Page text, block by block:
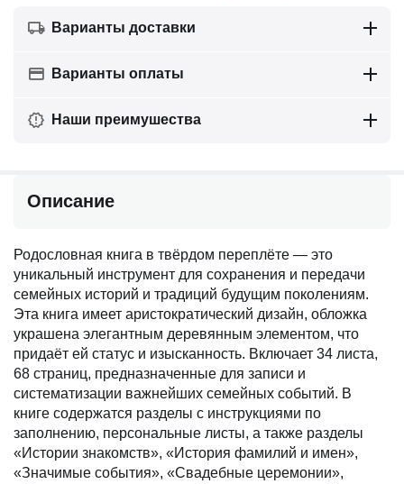
Варианты доставки
Варианты оплаты
Наши преимушества
Описание
Родословная книга в твёрдом переплёте — это
уникальный инструмент для сохранения и передачи
семейных историй и традиций будущим поколениям.
Эта книга имеет аристократический дизайн, обложка
украшена элегантным деревянным элементом, что
придаёт ей статус и изысканность. Включает 34 листа,
68 страниц, предназначенные для записи и
систематизации важнейших семейных событий. В
книге содержатся разделы с инструкциями по
заполнению, персональные листы, а также разделы
«Истории знакомств», «История фамилий и имен»,
«Значимые события», «Свадебные церемонии»,